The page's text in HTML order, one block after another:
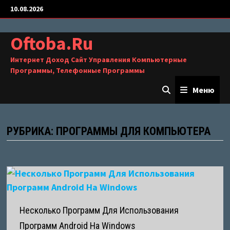
Перейти
К
Содержимому
10.08.2026
Oftoba.ru
Интернет Доход Сайт Управления Компьютерные
Программы, Телефонные Программы
Меню
РУБРИКА: ПРОГРАММЫ ДЛЯ КОМПЬЮТЕРА
Несколько Программ Для Использования
Программ Android На Windows